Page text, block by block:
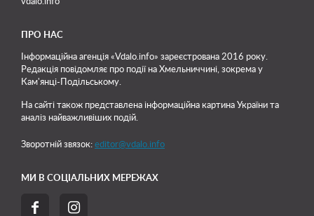
ПРО НАС
Інформаційна агенція «Vdalo.info» зареєстрована 2016 року.
Редакція повідомляє про події на Хмельниччині, зокрема у
Кам'янці-Подільському.
На сайті також представлена інформаційна картина України та
аналіз найважливіших подій.
Зворотній звязок: editor@vdalo.info
МИ В СОЦІАЛЬНИХ МЕРЕЖАХ
 